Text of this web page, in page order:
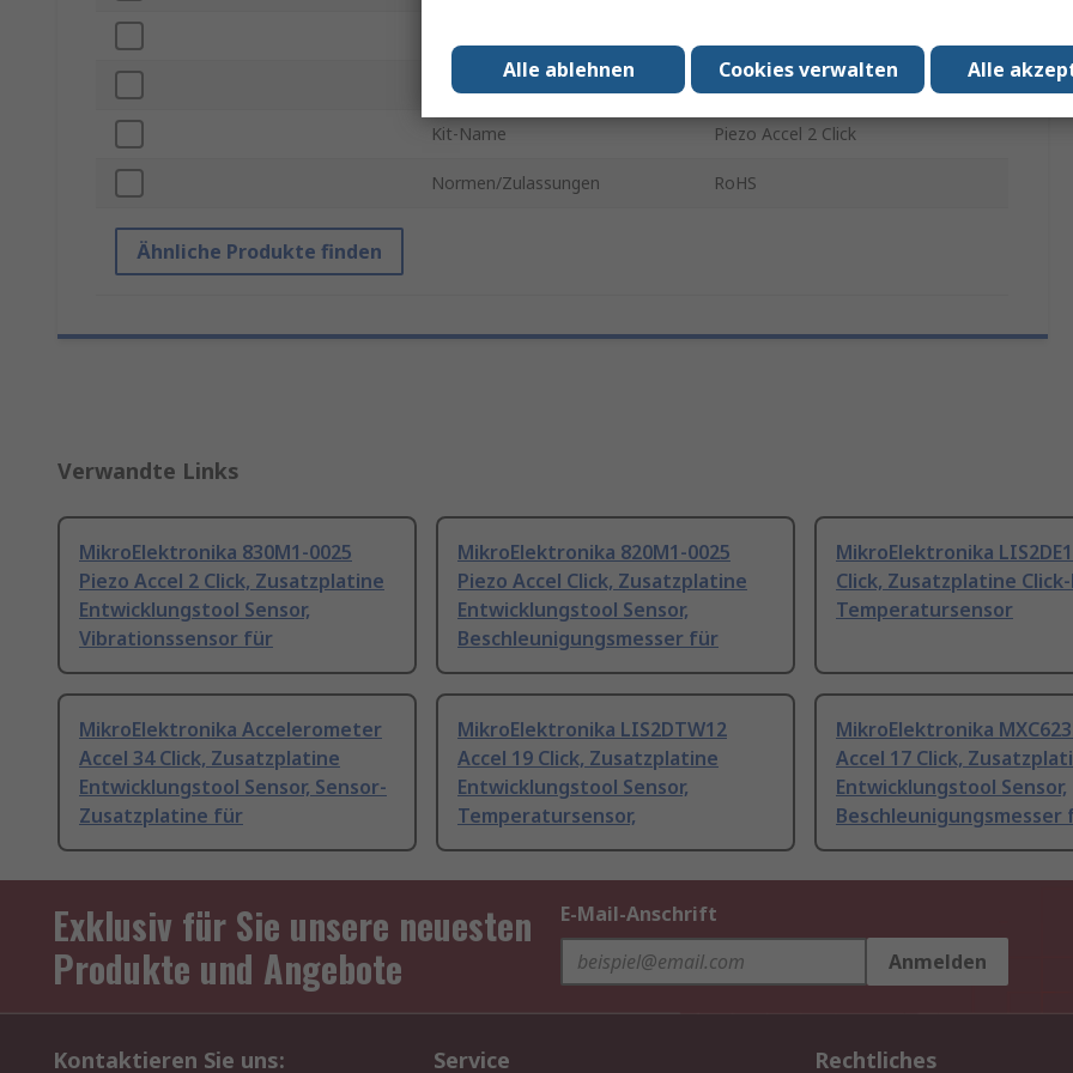
Kit-Klassifizierung
Kit-Name Piezo Accel 2 Click
Normen/Zulassungen RoHS
Ähnliche Produkte finden
Verwandte Links
MikroElektronika 830M1-0025
Piezo Accel 2 Click, Zusatzplatine
Entwicklungstool Sensor,
Vibrationssensor für
MikroElektronika 820M1-0025
Piezo Accel Click, Zusatzplatine
Entwicklungstool Sensor,
Beschleunigungsmesser für
MikroElektronika
Click, Zusatzplatine
Temperatursensor
MikroElektronika Accelerometer
Accel 34 Click, Zusatzplatine
Entwicklungstool Sensor, Sensor-
Zusatzplatine für
MikroElektronika LIS2DTW12
Accel 19 Click, Zusatzplatine
Entwicklungstool Sensor,
Temperatursensor,
MikroElektronika
Accel 17 Click,
Entwicklungstool Sensor,
Beschleunigungsmesser
Exklusiv für Sie unsere neuesten
Produkte und Angebote
E-Mail-Anschrift
Anmelden
Kontaktieren Sie uns: Service Rechtliches
Alle
Cookies verwalten
Alle ablehnen